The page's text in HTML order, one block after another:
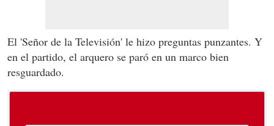
El 'Señor de la Televisión' le hizo preguntas punzantes. Y
en el partido, el arquero se paró en un marco bien
resguardado.